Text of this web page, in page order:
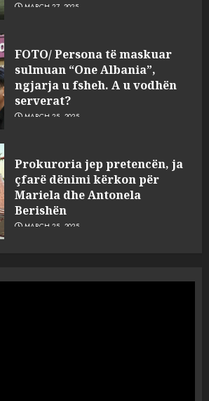
MARCH 27, 2025
FOTO/ Persona të maskuar
sulmuan “One Albania”,
ngjarja u fsheh. A u vodhën
serverat?
MARCH 25, 2025
Prokuroria jep pretencën, ja
çfarë dënimi kërkon për
Mariela dhe Antonela
Berishën
MARCH 25, 2025